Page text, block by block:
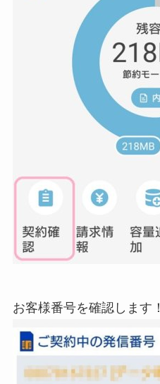
お客様番号を確認します！